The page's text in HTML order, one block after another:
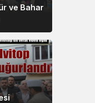
ve Bahar